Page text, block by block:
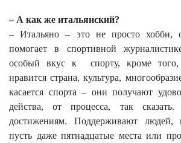
– А как же итальянский?
– Итальяно – это не просто хобби,
помогает в спортивной
особый вкус к
спорту, кроме
нравится страна, культура,
касается спорта – они получают
действа, от процесса, так
достижениям. Поддерживают людей,
пусть даже пятнадцатые места или